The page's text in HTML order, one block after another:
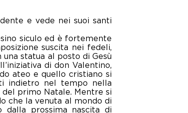
e vede nei suoi santi
siculo ed è fortemente
suscita nei fedeli,
statua al posto di Gesù
di don Valentino,
ateo e quello cristiano si
indietro nel tempo nella
del primo Natale. Mentre si
che la venuta al mondo di
dalla prossima nascita di